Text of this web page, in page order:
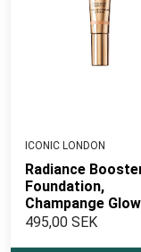
ICONIC LONDON
Radiance
Foundation,
Champange Glow
495,00 SEK